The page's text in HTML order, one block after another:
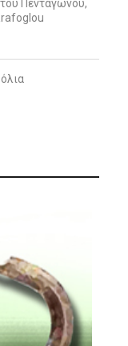
Πενταγώνου,